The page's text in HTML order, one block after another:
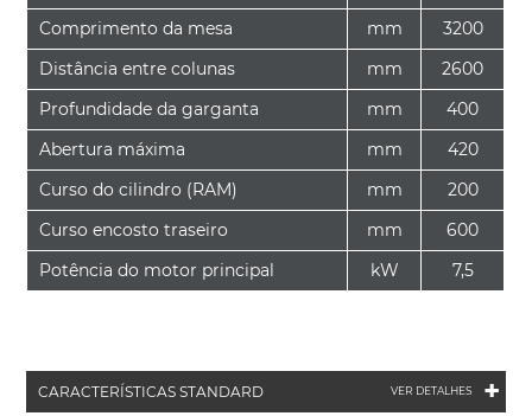
Comprimento da mesa
mm
3200
Distância entre colunas
mm
2600
Profundidade da garganta
mm
400
Abertura máxima
mm
420
Curso do cilindro (RAM)
mm
200
Curso encosto traseiro
mm
600
Potência do motor principal
kW 7,5
CARACTERÍSTICAS STANDARD VER DETALHES +